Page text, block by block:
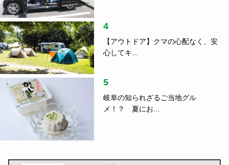
4
【アウトドア】クマの心配なく、安
心してキ...
5
岐阜の知られざるご当地グル
メ！？ 夏にお...